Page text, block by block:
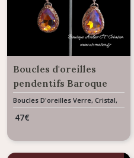
Boucles d'oreilles
pendentifs Baroque
cabochon verre
facettes Aurore
Boucles D'oreilles Verre, Cristal,
Résine & Céramique
47€